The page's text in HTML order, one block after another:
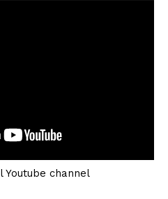
Youtube channel